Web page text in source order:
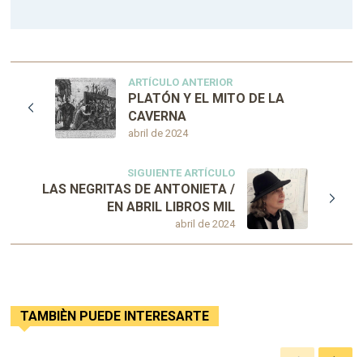
ARTÍCULO ANTERIOR
abril de 2024
PLATÓN Y EL MITO DE LA
CAVERNA
SIGUIENTE ARTÍCULO
abril de 2024
LAS NEGRITAS DE ANTONIETA /
EN ABRIL LIBROS MIL
TAMBIÈN PUEDE INTERESARTE